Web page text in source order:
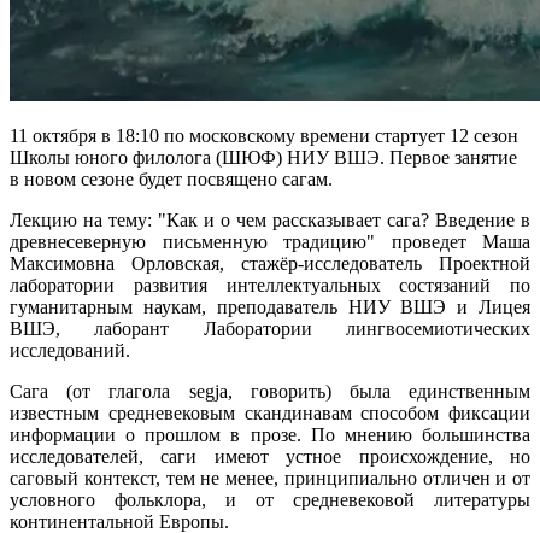
11 октября в 18:10 по московскому времени стартует 12 сезон
Школы юного филолога (ШЮФ) НИУ ВШЭ. Первое занятие
в новом сезоне будет посвящено сагам.
Лекцию на тему: "Как и о чем рассказывает сага? Введение в
древнесеверную письменную традицию" проведет Маша
Максимовна Орловская, стажёр-исследователь Проектной
лаборатории развития интеллектуальных состязаний по
гуманитарным наукам, преподаватель НИУ ВШЭ и Лицея
ВШЭ, лаборант Лаборатории лингвосемиотических
исследований.
Сага (от глагола segja, говорить) была единственным
известным средневековым скандинавам способом фиксации
информации о прошлом в прозе. По мнению большинства
исследователей, саги имеют устное происхождение, но
саговый контекст, тем не менее, принципиально отличен и от
условного фольклора, и от средневековой литературы
континентальной Европы.